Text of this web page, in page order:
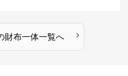
財布一体一覧へ ›